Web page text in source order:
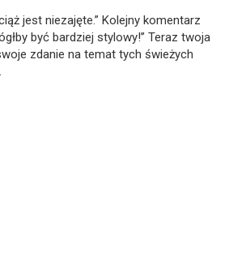
jest niezajęte.” Kolejny komentarz
być bardziej stylowy!” Teraz twoja
zdanie na temat tych świeżych